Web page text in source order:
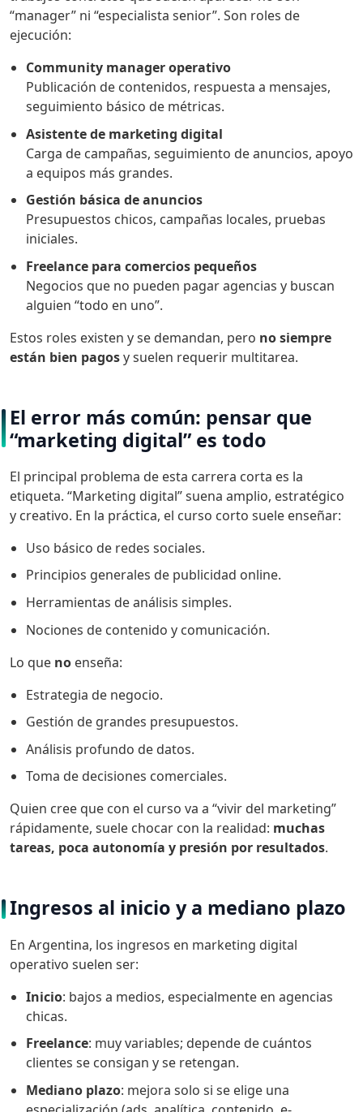
“manager” ni “especialista senior”. Son roles de
ejecución:
Community manager operativo
Publicación de contenidos, respuesta a mensajes,
seguimiento básico de métricas.
Asistente de marketing digital
Carga de campañas, seguimiento de anuncios, apoyo
a equipos más grandes.
Gestión básica de anuncios
Presupuestos chicos, campañas locales, pruebas
iniciales.
Freelance para comercios pequeños
Negocios que no pueden pagar agencias y buscan
alguien “todo en uno”.
Estos roles existen y se demandan, pero no siempre
están bien pagosy suelen requerir multitarea.
El error más común: pensar que
“marketing digital” es todo
El principal problema de esta carrera corta es la
etiqueta. “Marketing digital” suena amplio, estratégico
y creativo. En la práctica, el curso corto suele enseñar:
Uso básico de redes sociales.
Principios generales de publicidad online.
Herramientas de análisis simples.
Nociones de contenido y comunicación.
Lo que no enseña:
Estrategia de negocio.
Gestión de grandes presupuestos.
Análisis profundo de datos.
Toma de decisiones comerciales.
Quien cree que con el curso va a “vivir del marketing”
rápidamente, suele chocar con la realidad: muchas
tareas, poca autonomía y presión por resultados.
Ingresos al inicio y a mediano plazo
En Argentina, los ingresos en marketing digital
operativo suelen ser:
Inicio: bajos a medios, especialmente en agencias
chicas.
Freelance: muy variables; depende de cuántos
clientes se consigan y se retengan.
Mediano plazo: mejora solo si se elige una